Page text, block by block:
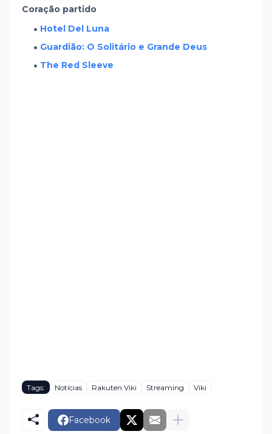
Coração partido
Hotel Del Luna
Guardião: O Solitário e Grande Deus
The Red Sleeve
Tags: Notícias Rakuten Viki Streaming Viki
Facebook